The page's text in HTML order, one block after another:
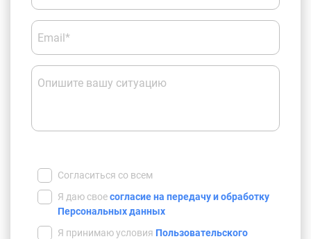
Email*
Опишите вашу ситуацию
Согласиться со всем
Я даю своесогласие на передачу и обработку
Персональных данных
Я принимаю условия Пользовательского